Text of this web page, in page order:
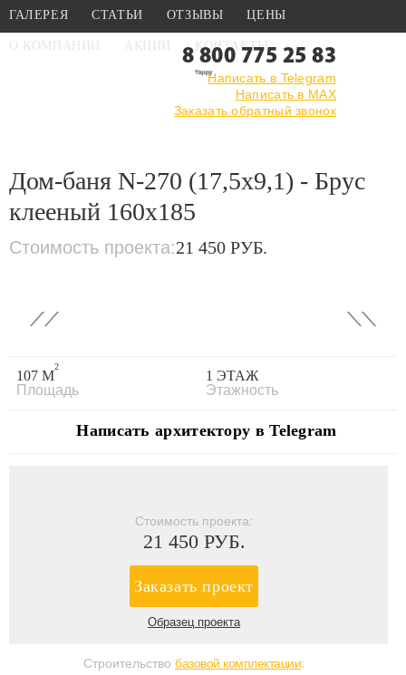
ГАЛЕРЕЯ СТАТЬИ ОТЗЫВЫ ЦЕНЫ
О КОМПАНИИ АКЦИИ КОНТАКТЫ
8 800 775 25 83
Написать в Telegram
Написать в MAX
Заказать обратный звонок
Проекты бань › Проекты бань из клееного
Дом-баня N-270 (17,5x9,1) - Брус
клееный 160x185
Стоимость проекта:21 450 РУБ.
‹ ›
107 М
2
Площадь
1 ЭТАЖ
Этажность
Написать архитектору в Telegram
Стоимость проекта:
21 450 РУБ.
Заказать проект
Образец проекта
Строительство базовой комплектации: